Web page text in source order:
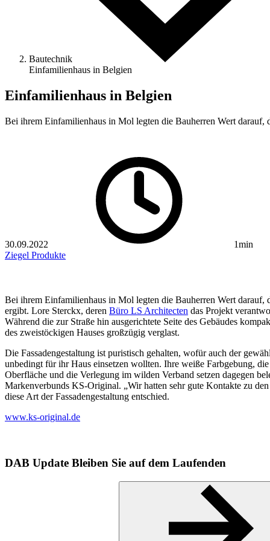
Bautechnik
Einfamilienhaus in Belgien
Einfamilienhaus in Belgien
Bei ihrem Einfamilienhaus in Mol legten die Bauherren Wert
30.09.2022
1min
Ziegel Produkte
Bei ihrem Einfamilienhaus in Mol legten die Bauherren Wert darauf,
ergibt. Lore Sterckx, deren Büro LS Architecten das Projekt
Während die zur Straße hin ausgerichtete Seite des Gebäudes
des zweistöckigen Hauses großzügig verglast.
Die Fassadengestaltung ist puristisch gehalten, wofür auch der
unbedingt für ihr Haus einsetzen wollten. Ihre weiße Farbgebung,
Oberfläche und die Verlegung im wilden Verband setzen dagegen
Markenverbunds KS-Original. „Wir hatten sehr gute Kontakte zu
diese Art der Fassadengestaltung entschied.
www.ks-original.de
DAB Update Bleiben Sie auf dem Laufenden